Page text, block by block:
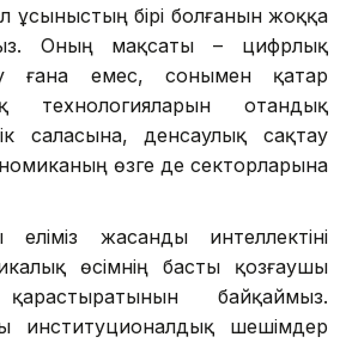
ұсыныстың бірі болғанын жоққа
Оның мақсаты – цифрлық
ғана емес, сонымен қатар
технологияларын отандық
саласына, денсаулық сақтау
өзге де секторларына
еліміз жасанды интеллектіні
өсімнің басты қозғаушы
байқаймыз.
институционалдық шешімдер